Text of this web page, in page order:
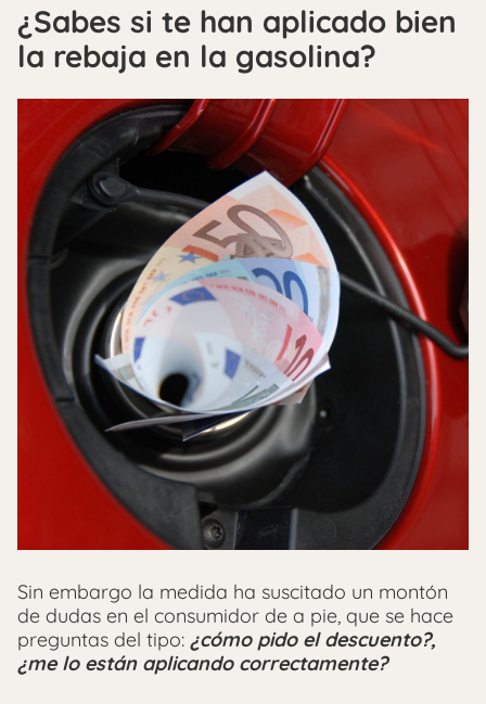
¿Sabes si te han aplicado bien
la rebaja en la gasolina?
Sin embargo la medida ha suscitado un montón
de dudas en el consumidor de a pie, que se hace
preguntas del tipo: ¿cómo pido el descuento?,
¿me lo están aplicando correctamente?